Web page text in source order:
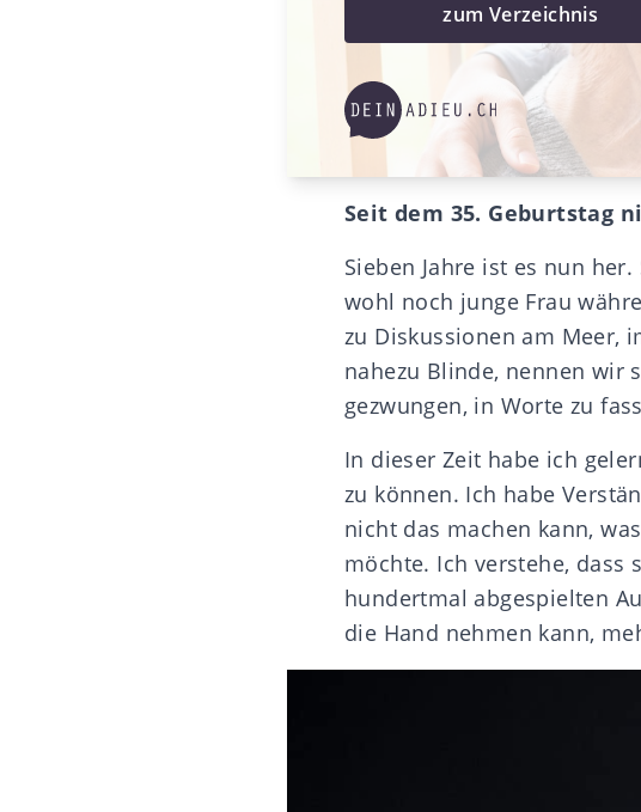
zum Verzeichnis
Seit dem 35. Geburtstag
Sieben Jahre ist es nun
wohl noch junge Frau
zu Diskussionen am Meer,
nahezu Blinde, nennen wir
gezwungen, in Worte zu
In dieser Zeit habe ich
zu können. Ich habe
nicht das machen kann,
möchte. Ich verstehe, dass
hundertmal abgespielten
die Hand nehmen kann,